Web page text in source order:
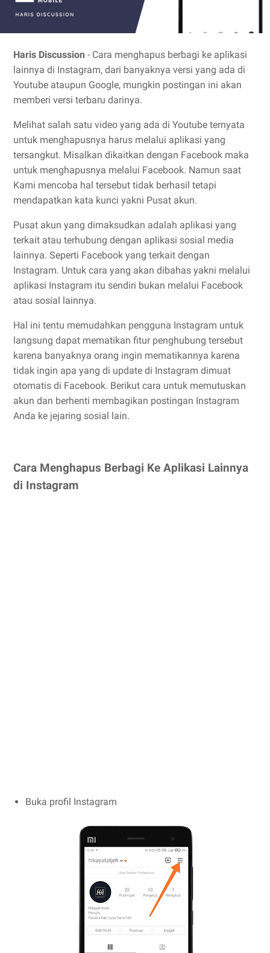
Haris Discussion - Cara menghapus berbagi ke aplikasi
lainnya di Instagram, dari banyaknya versi yang ada di
Youtube ataupun Google, mungkin postingan ini akan
memberi versi terbaru darinya.
Melihat salah satu video yang ada di Youtube ternyata
untuk menghapusnya harus melalui aplikasi yang
tersangkut. Misalkan dikaitkan dengan Facebook maka
untuk menghapusnya melalui Facebook. Namun saat
Kami mencoba hal tersebut tidak berhasil tetapi
mendapatkan kata kunci yakni Pusat akun.
Pusat akun yang dimaksudkan adalah aplikasi yang
terkait atau terhubung dengan aplikasi sosial media
lainnya. Seperti Facebook yang terkait dengan
Instagram. Untuk cara yang akan dibahas yakni melalui
aplikasi Instagram itu sendiri bukan melalui Facebook
atau sosial lainnya.
Hal ini tentu memudahkan pengguna Instagram untuk
langsung dapat mematikan fitur penghubung tersebut
karena banyaknya orang ingin mematikannya karena
tidak ingin apa yang di update di Instagram dimuat
otomatis di Facebook. Berikut cara untuk memutuskan
akun dan berhenti membagikan postingan Instagram
Anda ke jejaring sosial lain.
Cara Menghapus Berbagi Ke Aplikasi Lainnya
di Instagram
Buka profil Instagram